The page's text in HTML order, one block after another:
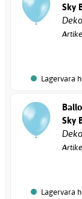
Sky
Lagervara
Sky
Lagervara